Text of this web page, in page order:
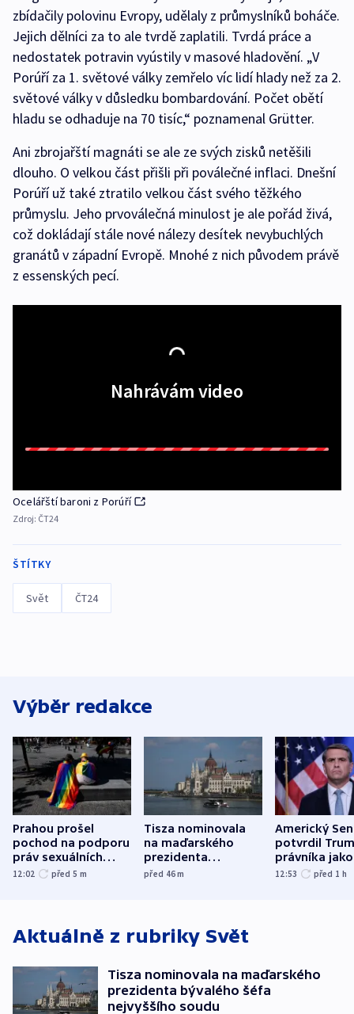
zbídačily polovinu Evropy, udělaly z průmyslníků boháče.
Jejich dělníci za to ale tvrdě zaplatili. Tvrdá práce a
nedostatek potravin vyústily v masové hladovění. „V
Porúří za 1. světové války zemřelo víc lidí hlady než za 2.
světové války v důsledku bombardování. Počet obětí
hladu se odhaduje na 70 tisíc,“ poznamenal Grütter.
Ani zbrojařští magnáti se ale ze svých zisků netěšili
dlouho. O velkou část přišli při poválečné inflaci. Dnešní
Porúří už také ztratilo velkou část svého těžkého
průmyslu. Jeho prvoválečná minulost je ale pořád živá,
což dokládají stále nové nálezy desítek nevybuchlých
granátů v západní Evropě. Mnohé z nich původem právě
z essenských pecí.
Nahrávám video
Ocelářští baroni z Porúří
Zdroj: ČT24
ŠTÍTKY
Svět ČT24
Výběr redakce
Prahou prošel
pochod na podporu
práv sexuálních
menšin
12:02 před 5 m
Tisza nominovala
na maďarského
prezidenta
bývalého šéfa
před 46m
Americký
potvrdil
právníka jako
ministra
12:53 před 1 h
Aktuálně z rubriky Svět
Tisza nominovala na maďarského
prezidenta bývalého šéfa
nejvyššího soudu